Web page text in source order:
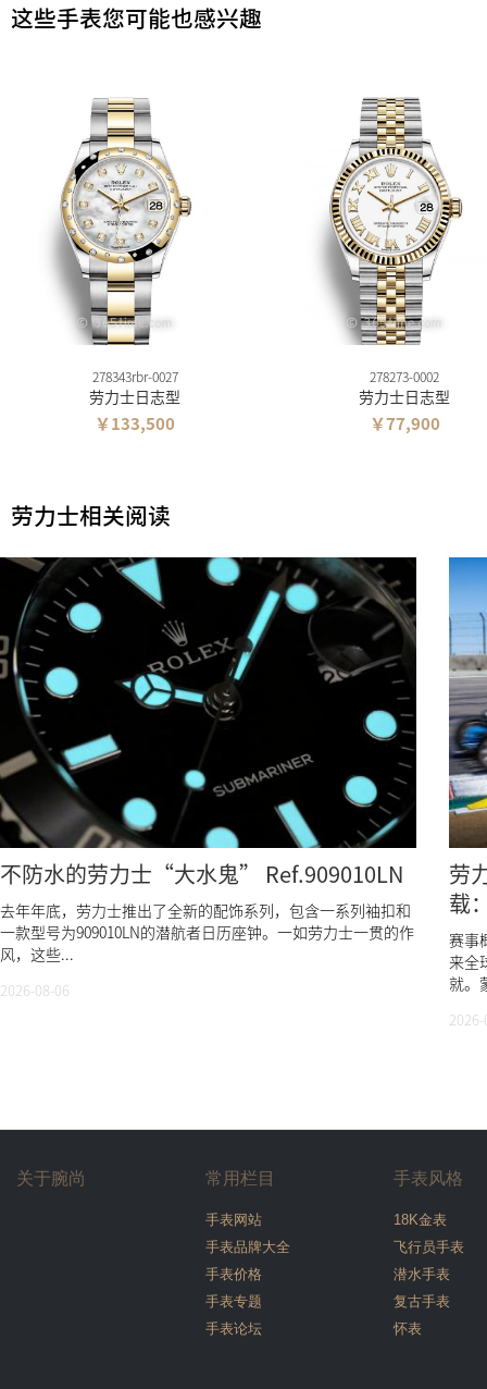
这些手表您可能也感兴趣
278343rbr-0027
劳力士日志型
￥133,500
278273-0002
劳力士日志型
￥77,900
劳力士相关阅读
不防水的劳力士“大水鬼” Ref.909010LN
去年年底，劳力士推出了全新的配饰系列，包含一系列袖扣和
一款型号为909010LN的潜航者日历座钟。一如劳力士一贯的作
风，这些...
2026-08-06
劳
载
赛事
来全
就。
关于腕尚 常用栏目
手表网站
手表品牌大全
手表价格
手表专题
手表论坛
手表风格
18K金表
飞行员手表
潜水手表
复古手表
怀表